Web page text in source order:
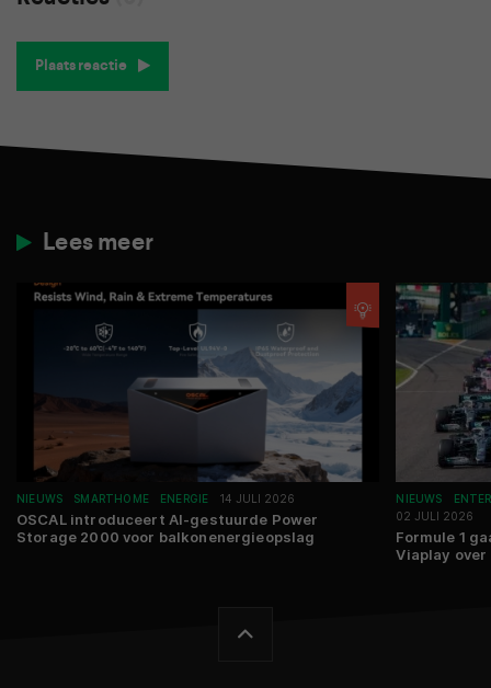
Plaats reactie
Lees meer
NIEUWS SMARTHOME ENERGIE 14 JULI 2026
OSCAL introduceert AI-gestuurde Power
Storage 2000 voor balkonenergieopslag
NIEUWS
02 JULI 2026
Formule 1
Viaplay over